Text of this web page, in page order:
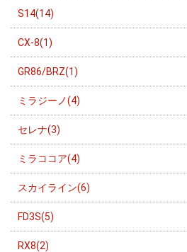
S14(14)
CX-8(1)
GR86/BRZ(1)
ミラジーノ(4)
セレナ(3)
ミラココア(4)
スカイライン(6)
FD3S(5)
RX8(2)